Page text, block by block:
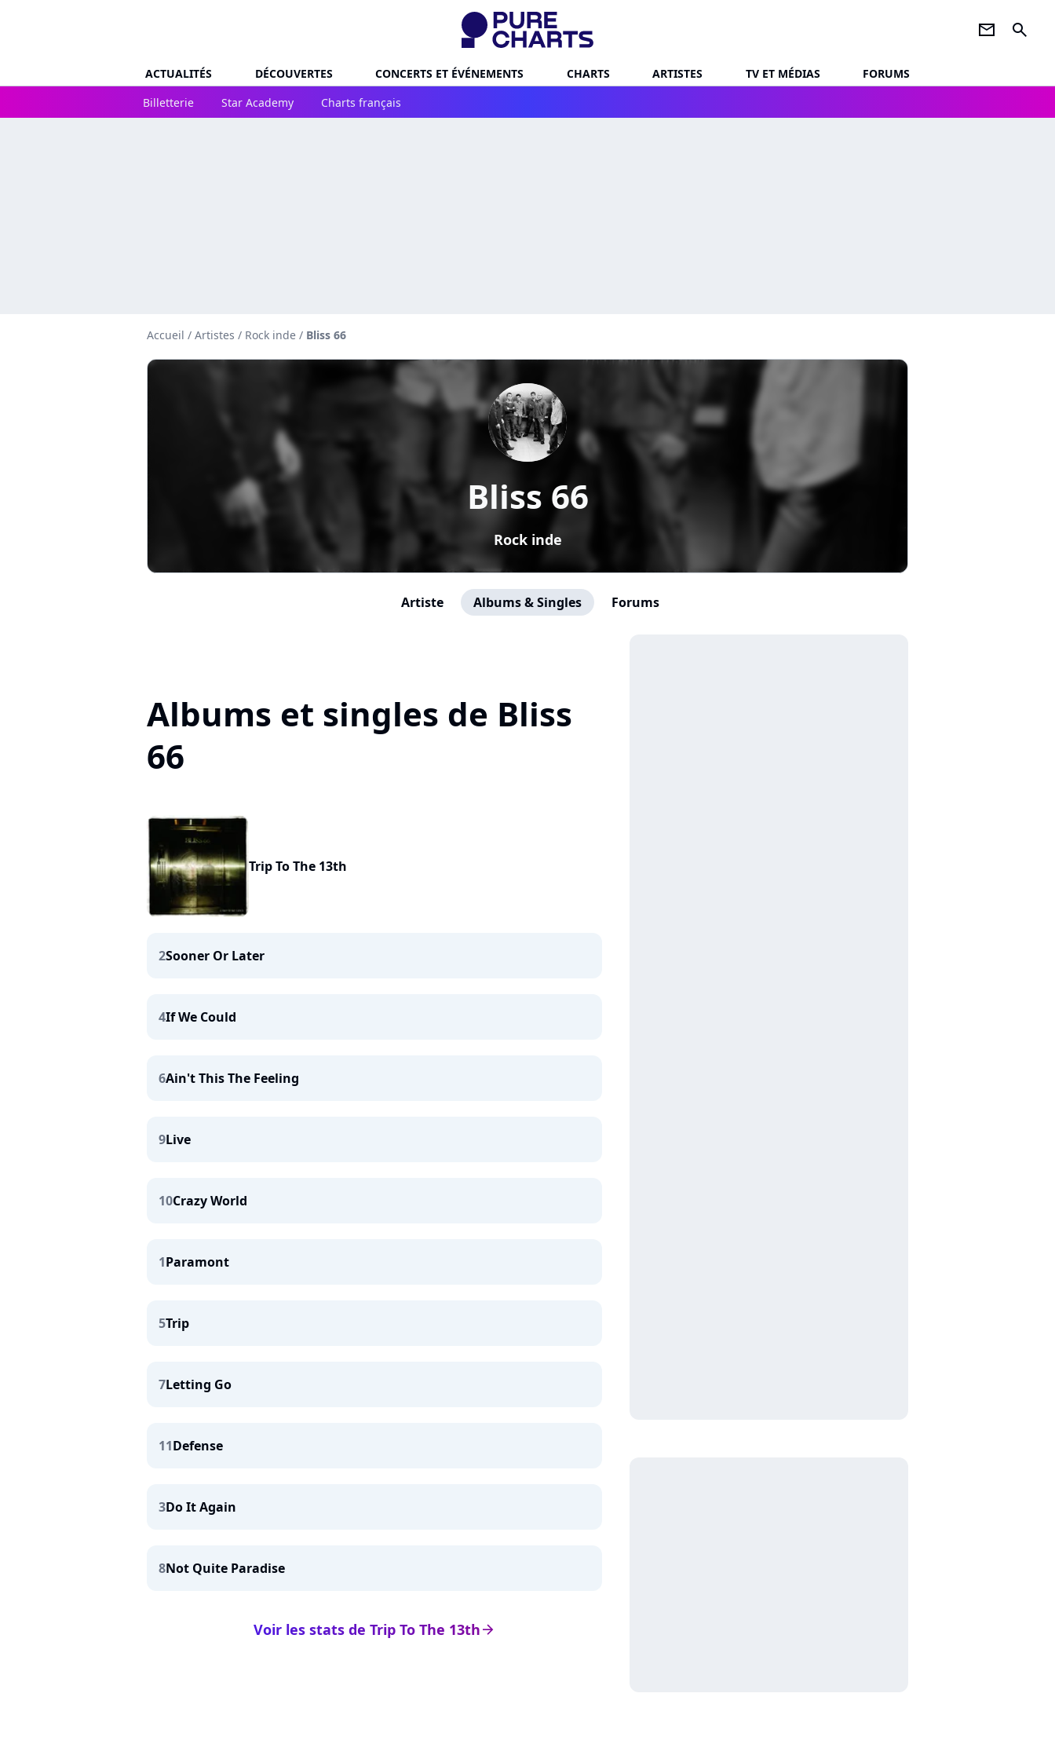
newsletter search
ACTUALITÉS DÉCOUVERTES CONCERTS ET ÉVÉNEMENTS CHARTS ARTISTES TV ET MÉDIAS
FORUMS
Billetterie
Star Academy Charts français
Accueil / Artistes / Rock inde / Bliss 66
Bliss 66
Rock inde
Artiste Albums & Singles Forums
Albums et singles de Bliss
66
Trip To The 13th
2Sooner Or Later
4If We Could
6Ain't This The Feeling
9Live
10Crazy World
1Paramont
5Trip
7Letting Go
11Defense
3Do It Again
8Not Quite Paradise
arrow_right
Voir les stats de Trip To The 13th